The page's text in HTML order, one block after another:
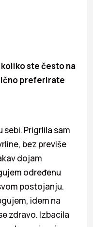
koliko ste često na
preferirate
sebi. Prigrlila sam
bez previše
dojam
određenu
postojanju.
idem na
zdravo. Izbacila